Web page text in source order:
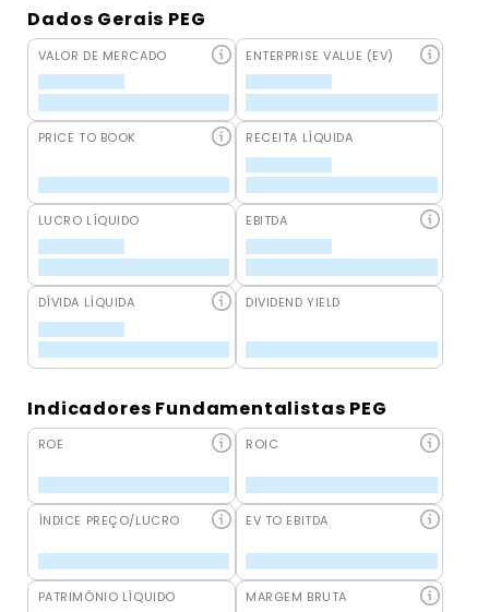
Dados Gerais PEG
VALOR DE MERCADO ENTERPRISE VALUE (EV)
PRICE TO BOOK RECEITA LÍQUIDA
LUCRO LÍQUIDO EBITDA
DÍVIDA LÍQUIDA DIVIDEND YIELD
Indicadores Fundamentalistas PEG
ROE ROIC
ÍNDICE PREÇO/LUCRO EV TO EBITDA
PATRIMÔNIO LÍQUIDO MARGEM BRUTA